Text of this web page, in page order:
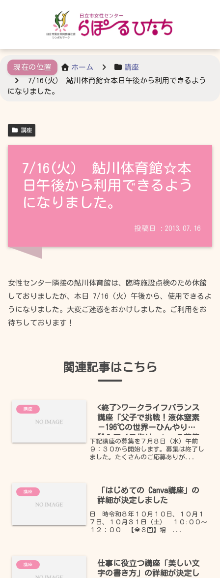
ホーム
講座
7/16(火） 鮎川体育館☆本日午後から利用できるよう
になりました。
講座
7/16(火） 鮎川体育館☆本
日午後から利用できるよう
になりました。
2013.07.16
女性センター隣接の鮎川体育館は、臨時施設点検のため休館
しておりましたが、本日 7/16（火）午後から、使用できるよ
うになりました。大変ご迷惑をおかけしました。ご利用をお
待ちしております！
関連記事はこちら
講座
<終了>ワークライフバランス
講座「父子で挑戦！液体窒素
－196℃の世界ーひんやり実
験＆アイス作りー」 の募集
を開始します
下記講座の募集を７月８日（水）午前
９：３０から開始します。募集は終了し
ました。たくさんのご応募ありが...
講座
「はじめての Canva講座」の
詳細が決定しました
日 時令和８年１０月１０日、１０月１
７日、１０月３１日（土） １０:００～
１２：００ 【全３回】場 ...
講座
仕事に役立つ講座「美しい文
字の書き方」の詳細が決定し